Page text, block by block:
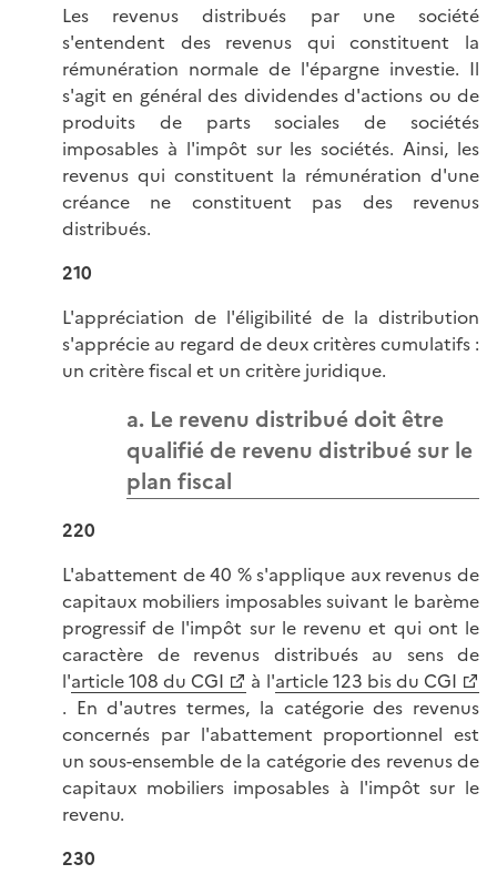
Les revenus distribués par une société
s'entendent des revenus qui constituent la
rémunération normale de l'épargne investie. Il
s'agit en général des dividendes d'actions ou de
produits de parts sociales de sociétés
imposables à l'impôt sur les sociétés. Ainsi, les
revenus qui constituent la rémunération d'une
créance ne constituent pas des revenus
distribués.
210
L'appréciation de l'éligibilité de la distribution
s'apprécie au regard de deux critères cumulatifs :
un critère fiscal et un critère juridique.
a. Le revenu distribué doit être
qualifié de revenu distribué sur le
plan fiscal
220
L'abattement de 40 % s'applique aux revenus de
capitaux mobiliers imposables suivant le barème
progressif de l'impôt sur le revenu et qui ont le
caractère de revenus distribués au sens de
l'article 108 du CGI à l'article 123 bis du CGI
. En d'autres termes, la catégorie des revenus
concernés par l'abattement proportionnel est
un sous-ensemble de la catégorie des revenus de
capitaux mobiliers imposables à l'impôt sur le
revenu.
230